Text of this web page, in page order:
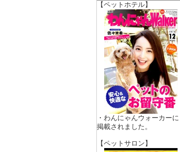
【ペットホテル】
・わんにゃんウォーカーに
掲載されました。
【ペットサロン】